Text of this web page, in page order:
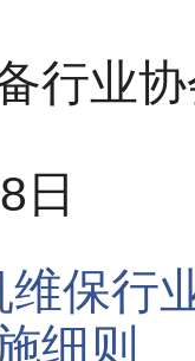
行业
保行
细则